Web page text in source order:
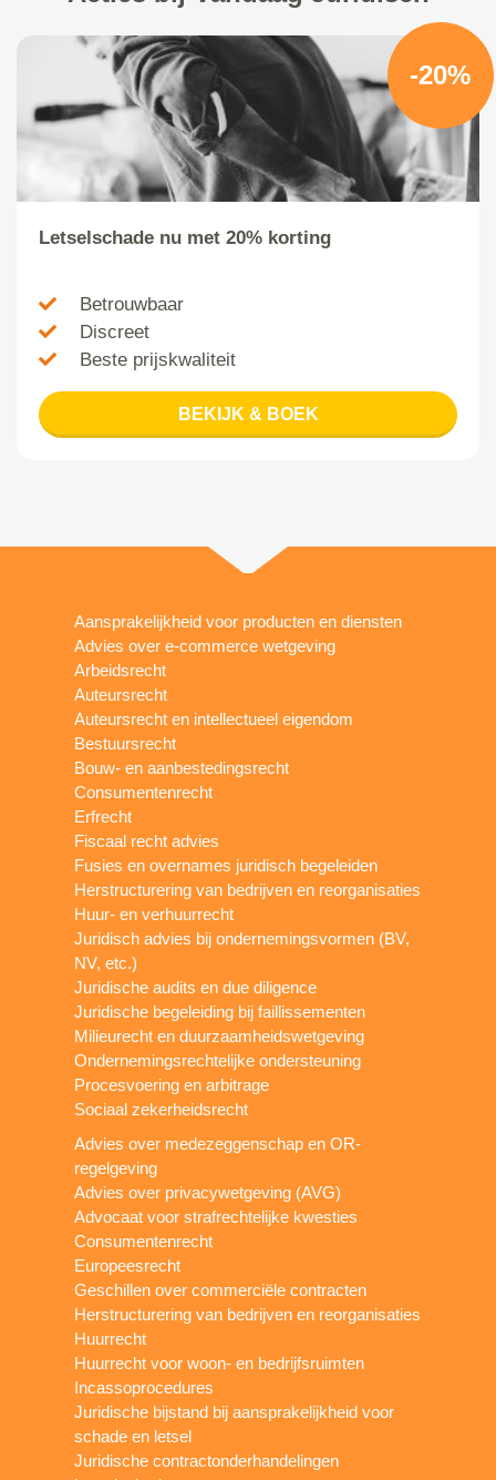
-20%
Letselschade nu met 20% korting
Betrouwbaar
Discreet
Beste prijskwaliteit
BEKIJK & BOEK
Aansprakelijkheid voor producten en diensten
Advies over e-commerce wetgeving
Arbeidsrecht
Auteursrecht
Auteursrecht en intellectueel eigendom
Bestuursrecht
Bouw- en aanbestedingsrecht
Consumentenrecht
Erfrecht
Fiscaal recht advies
Fusies en overnames juridisch begeleiden
Herstructurering van bedrijven en reorganisaties
Huur- en verhuurrecht
Juridisch advies bij ondernemingsvormen (BV,
NV, etc.)
Juridische audits en due diligence
Juridische begeleiding bij faillissementen
Milieurecht en duurzaamheidswetgeving
Ondernemingsrechtelijke ondersteuning
Procesvoering en arbitrage
Sociaal zekerheidsrecht
Advies over medezeggenschap en OR-
regelgeving
Advies over privacywetgeving (AVG)
Advocaat voor strafrechtelijke kwesties
Consumentenrecht
Europeesrecht
Geschillen over commerciële contracten
Herstructurering van bedrijven en reorganisaties
Huurrecht
Huurrecht voor woon- en bedrijfsruimten
Incassoprocedures
Juridische bijstand bij aansprakelijkheid voor
schade en letsel
Juridische contractonderhandelingen